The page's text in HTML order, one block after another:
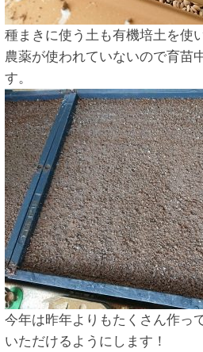
種まきに使う土も有機培土を使
農薬が使われていないので育苗
す。
今年は昨年よりもたくさん作っ
いただけるようにします！